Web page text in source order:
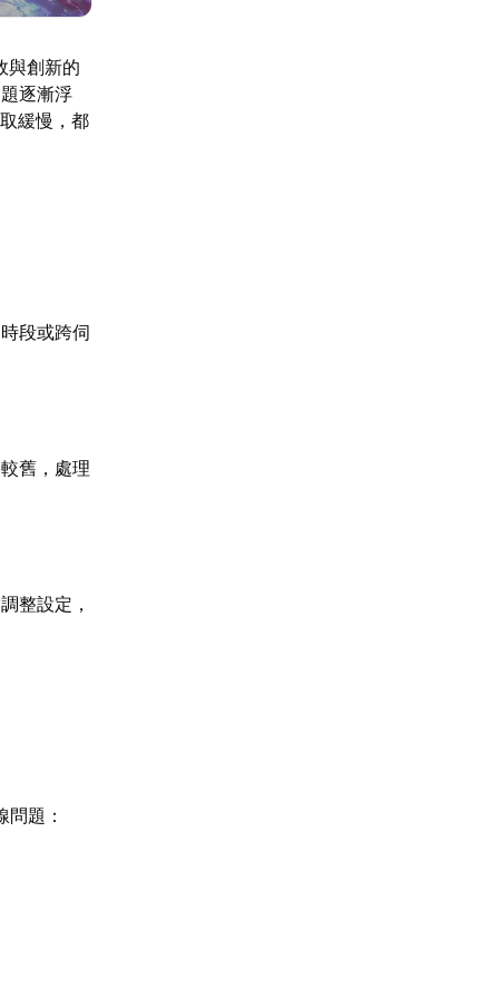
與創新的
逐漸浮
緩慢，都
段或跨伺
舊，處理
整設定，
題：